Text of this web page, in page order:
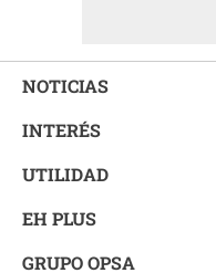
NOTICIAS
INTERÉS
UTILIDAD
EH PLUS
GRUPO OPSA